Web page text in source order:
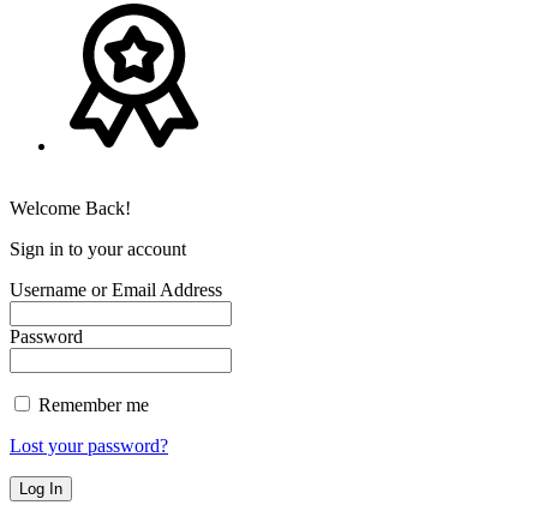
Welcome Back!
Sign in to your account
Username or Email Address
Password
Remember me
Lost your password?